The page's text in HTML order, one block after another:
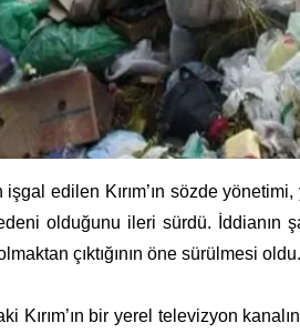
işgal edilen Kırım’ın sözde
olduğunu ileri sürdü. İddianın
çıktığının öne sürülmesi oldu.
Kırım’ın bir yerel televizyon